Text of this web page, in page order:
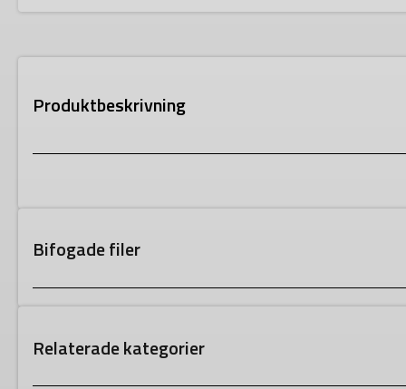
Produktbeskrivning
Bifogade filer
Relaterade kategorier